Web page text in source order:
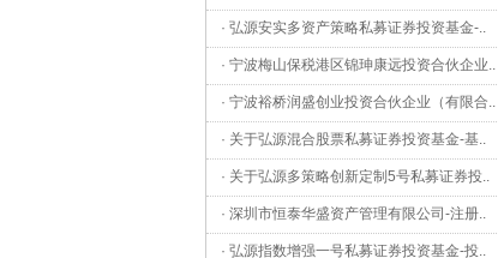
· 弘源安实多资产策略私募证券投资基金-..
· 宁波梅山保税港区锦珅康远投资合伙企业..
· 宁波裕桥润盛创业投资合伙企业（有限合..
· 关于弘源混合股票私募证券投资基金-基..
· 关于弘源多策略创新定制5号私募证券投..
· 深圳市恒泰华盛资产管理有限公司-注册..
· 弘源指数增强一号私募证券投资基金-投..